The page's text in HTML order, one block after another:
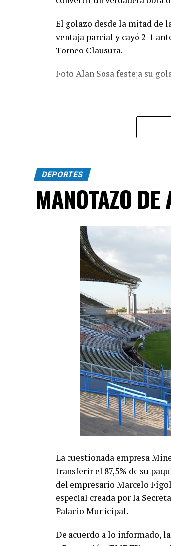
El golazo desde la mitad de
ventaja parcial y cayó 2-1
Torneo Clausura.
Foto Alan Sosa festeja su
DEPORTES
MANOTAZO DE
La cuestionada empresa
transferir el 87,5% de su
del empresario Marcelo
especial creada por la
Palacio Municipal.
De acuerdo a lo informado,